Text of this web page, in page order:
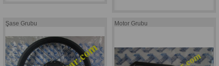
Şase Grubu Motor Grubu